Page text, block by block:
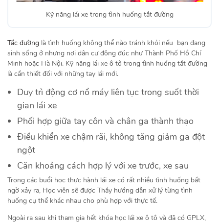
Kỹ năng lái xe trong tình huống tắt đường
Tắc đường là tình huống không thể nào tránh khỏi nếu bạn đang
sinh sống ở nhưng nơi dân cư đông đúc như Thành Phố Hồ Chí
Minh hoặc Hà Nội. Kỹ năng lái xe ô tô trong tình huống tắt đường
là cần thiết đối với những tay lái mới.
Duy trì động cơ nổ máy liên tục trong suốt thời
gian lái xe
Phối hợp giữa tay côn và chân ga thành thạo
Điều khiển xe chậm rãi, không tăng giảm ga đột
ngột
Căn khoảng cách hợp lý với xe trước, xe sau
Trong các buổi học thực hành lái xe có rất nhiều tình huống bất
ngờ xảy ra, Học viên sẽ được Thầy hướng dẫn xử lý từng tình
huống cụ thể khác nhau cho phù hợp với thực tế.
Ngoài ra sau khi tham gia hết khóa học lái xe ô tô và đã có GPLX,